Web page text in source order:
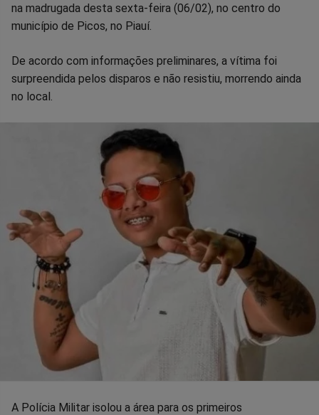
no
Facebook
no
Whatsapp
no
TwitterMessengerTelegramGettr
na madrugada desta sexta-feira (06/02), no centro do
município de Picos, no Piauí.
De acordo com informações preliminares, a vítima foi
surpreendida pelos disparos e não resistiu, morrendo ainda
no local.
A Polícia Militar isolou a área para os primeiros